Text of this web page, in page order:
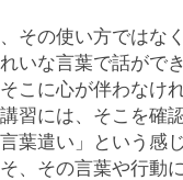
その使い方ではな
いな言葉で話がで
こに心が伴わなけ
習には、そこを確
葉遣い」という感
、その言葉や行動